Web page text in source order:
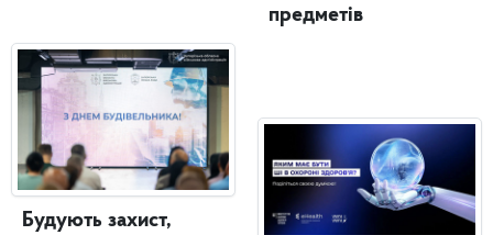
Будують захист,
предметів